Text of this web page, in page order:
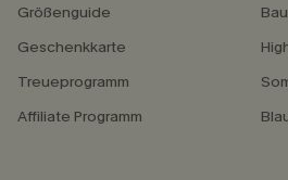
Größenguide
Geschenkkarte
Treueprogramm
Affiliate Programm